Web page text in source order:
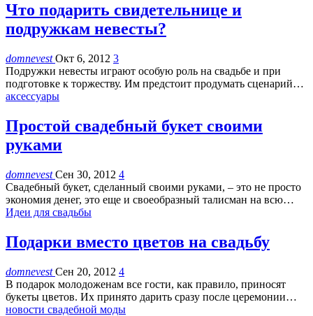
Что подарить свидетельнице и
подружкам невесты?
domnevestОкт 6, 2012 3
Подружки невесты играют особую роль на свадьбе и при
подготовке к торжеству. Им предстоит продумать сценарий…
аксессуары
Простой свадебный букет своими
руками
domnevestСен 30, 2012 4
Свадебный букет, сделанный своими руками, – это не просто
экономия денег, это еще и своеобразный талисман на всю…
Идеи для свадьбы
Подарки вместо цветов на свадьбу
domnevestСен 20, 2012 4
В подарок молодоженам все гости, как правило, приносят
букеты цветов. Их принято дарить сразу после церемонии…
новости свадебной моды